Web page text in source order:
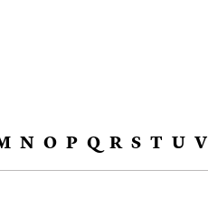
N O P Q R S T U V